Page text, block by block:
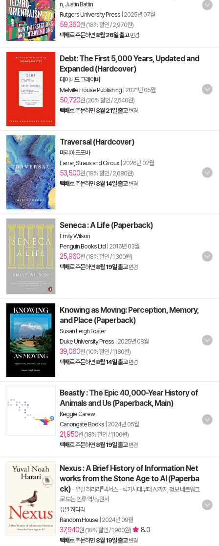
n Justin Battin
Rutgers University Press 2025년 07월
59,360원 (18% 할인 / 2,970원)
택배로 주문하면 8월 26일 출고 변경
Debt: The First 5,000 Years, Updated and
Expanded (Hardcover)
데이비드 그레이버
Melville House Publishing 2021년 05월
50,720원 (20% 할인 / 2,540원)
택배로 주문하면 8월 21일 출고 변경
Traversal (Hardcover)
마리아 포포바
Farrar, Straus and Giroux 2026년 02월
53,500원 (18% 할인 / 2,680원)
택배로 주문하면 8월 14일 출고 변경
Seneca : A Life (Paperback)
Emily Wilson
Penguin Books Ltd 2016년 03월
25,960원 (18% 할인 / 1,300원)
택배로 주문하면 8월 19일 출고 변경
Knowing as Moving: Perception, Memory,
and Place (Paperback)
Susan Leigh Foster
Duke University Press 2025년 08월
39,060원 (10% 할인 / 1,180원)
택배로 주문하면 8월 14일 출고 변경
Beastly : The Epic 40,000-Year History of
Animals and Us (Paperback, Main)
Keggie Carew
Canongate Books 2024년 05월
21,950원 (18% 할인 / 1,100원)
택배로 주문하면 8월 19일 출고 변경
Nexus : A Brief History of Information Net
works from the Stone Age to AI (Paperba
ck) - 유발 하라리『넥서스 - 석기시대부터 AI까지, 정보 네트워크
로 보는 인류 역사』원서
유발 하라리
Random House 2024년 09월
37,940원 (18% 할인 / 1,900원) 8.0
택배로 주문하면 8월 19일 출고 변경